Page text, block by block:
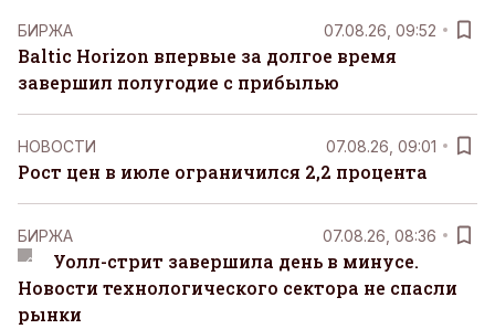
БИРЖА 07.08.26, 09:52
Baltic Horizon впервые за долгое время
завершил полугодие с прибылью
НОВОСТИ 07.08.26, 09:01
Рост цен в июле ограничился 2,2 процента
БИРЖА 07.08.26, 08:36
Уолл-стрит завершила день в минусе.
Новости технологического сектора не спасли
рынки